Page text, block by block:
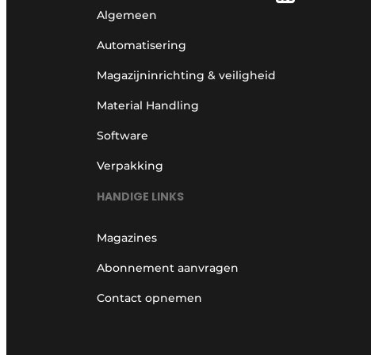
Algemeen
Automatisering
Magazijninrichting & veiligheid
Material Handling
Software
Verpakking
HANDIGE LINKS
Magazines
Abonnement aanvragen
Contact opnemen